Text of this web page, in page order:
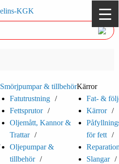
Smörjpumpar & tillbehör
Fatutrustning
Fettsprutor
Oljemått, Kannor &
Trattar
Oljepumpar &
tillbehör
Kärror
Fat- &
Kärror
för fett
Slangar